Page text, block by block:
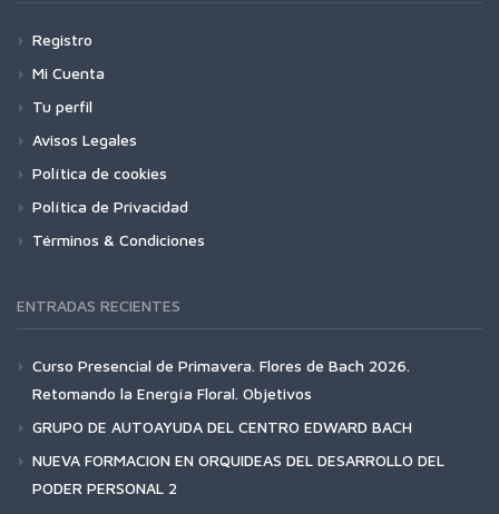
Registro
Mi Cuenta
Tu perfil
Avisos Legales
Política de cookies
Política de Privacidad
Términos & Condiciones
ENTRADAS RECIENTES
Curso Presencial de Primavera. Flores de Bach 2026.
Retomando la Energía Floral. Objetivos
GRUPO DE AUTOAYUDA DEL CENTRO EDWARD BACH
NUEVA FORMACION EN ORQUIDEAS DEL DESARROLLO DEL
PODER PERSONAL 2